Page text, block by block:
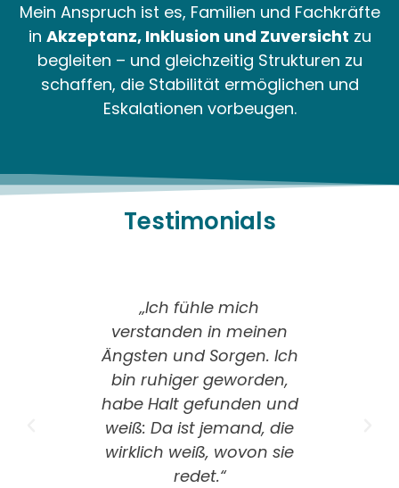
Mein Anspruch ist es, Familien und Fachkräfte
in Akzeptanz, Inklusion und Zuversicht zu
begleiten – und gleichzeitig Strukturen zu
schaffen, die Stabilität ermöglichen und
Eskalationen vorbeugen.
Testimonials
„Ich fühle mich
verstanden in meinen
Ängsten und Sorgen. Ich
bin ruhiger geworden,
habe Halt gefunden und
weiß: Da ist jemand, die
wirklich weiß, wovon sie
redet.“